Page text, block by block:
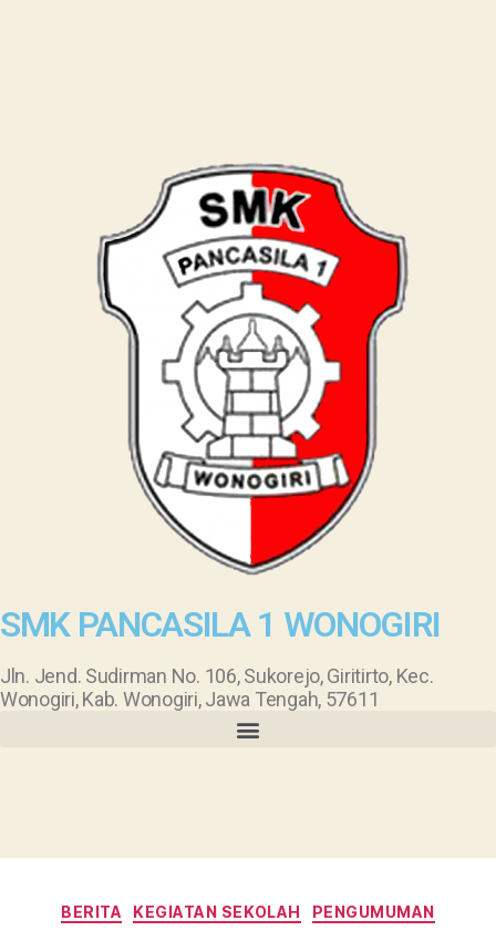
SMK PANCASILA 1 WONOGIRI
Jln. Jend. Sudirman No. 106, Sukorejo, Giritirto, Kec.
Wonogiri, Kab. Wonogiri, Jawa Tengah, 57611
BERITA KEGIATAN SEKOLAH PENGUMUMAN